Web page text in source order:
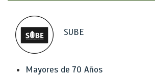
SUBE
Mayores de 70 Años